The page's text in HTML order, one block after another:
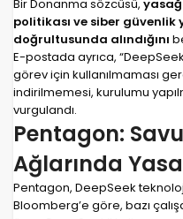
Bir Donanma sözcüsü,
politikası ve siber
doğrultusunda alındığını
E-postada ayrıca,
görev için kullanılmaması
indirilmemesi, kurulumu
vurgulandı.
Pentagon:
Ağlarında
Pentagon, DeepSeek
Bloomberg’e göre, bazı